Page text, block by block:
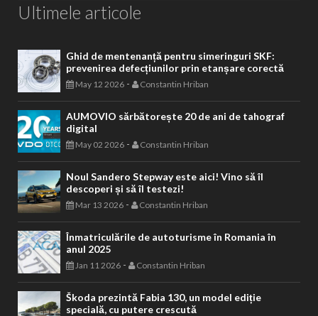
Ultimele articole
Ghid de mentenanță pentru simeringuri SKF:
prevenirea defecțiunilor prin etanșare corectă
May 12 2026 - Constantin Hriban
AUMOVIO sărbătorește 20 de ani de tahograf
digital
May 02 2026 - Constantin Hriban
Noul Sandero Stepway este aici! Vino să îl
descoperi și să îl testezi!
Mar 13 2026 - Constantin Hriban
Înmatriculările de autoturisme în Romania în
anul 2025
Jan 11 2026 - Constantin Hriban
Škoda prezintă Fabia 130, un model ediție
specială, cu putere crescută